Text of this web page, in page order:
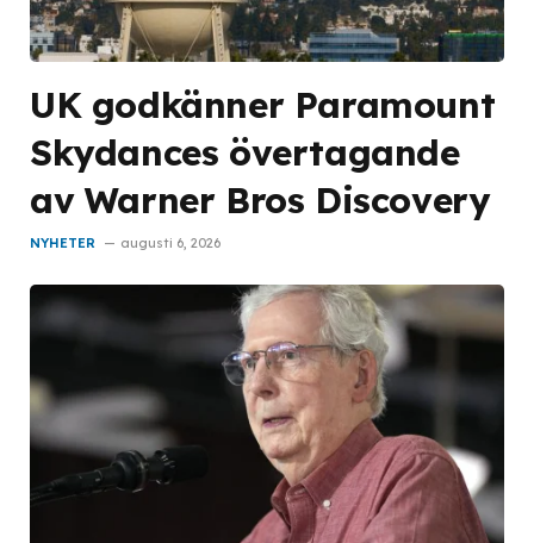
UK godkänner Paramount
Skydances övertagande
av Warner Bros Discovery
NYHETER augusti 6, 2026